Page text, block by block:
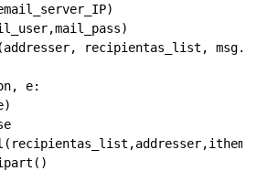
recipientas_list,
e: